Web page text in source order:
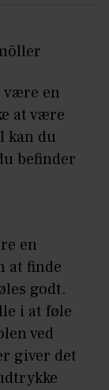
være en
at være
kan du
befinder
en
at finde
godt.
i at føle
ved
giver det